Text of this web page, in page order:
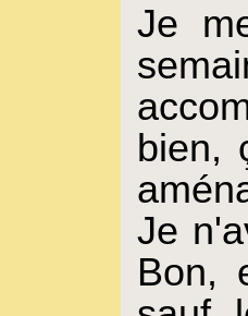
Je
bien,
Je
Bon,